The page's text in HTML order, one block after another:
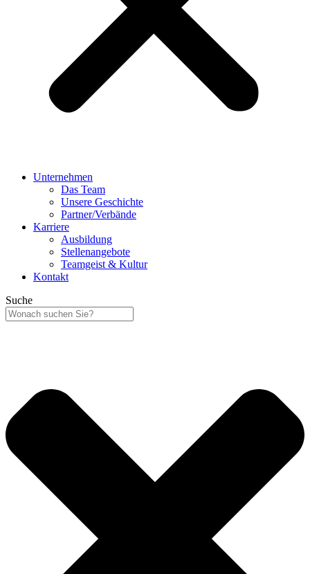
Unternehmen
Das Team
Unsere Geschichte
Partner/Verbände
Karriere
Ausbildung
Stellenangebote
Teamgeist & Kultur
Kontakt
Suche